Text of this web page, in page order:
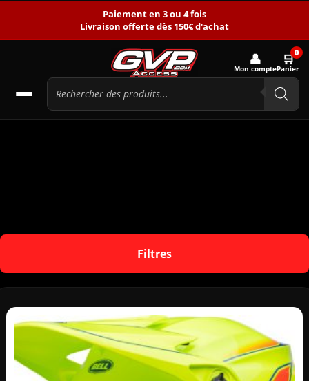
Paiement en 3 ou 4 fois
Livraison offerte dès 150€ d'achat
👤
Mon compte
🛒0
Panier
Filtres